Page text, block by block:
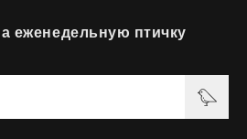
еженедельную птичку